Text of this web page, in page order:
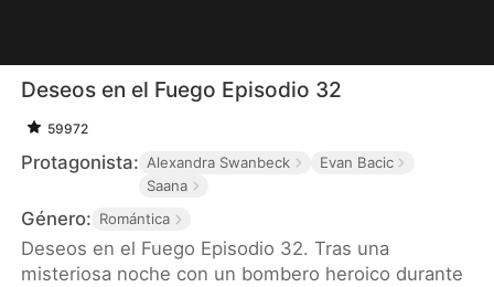
Deseos en el Fuego Episodio 32
59972
Protagonista: Alexandra Swanbeck
Evan Bacic
Saana
Género: Romántica
Deseos en el Fuego Episodio 32. Tras una
misteriosa noche con un bombero heroico durante